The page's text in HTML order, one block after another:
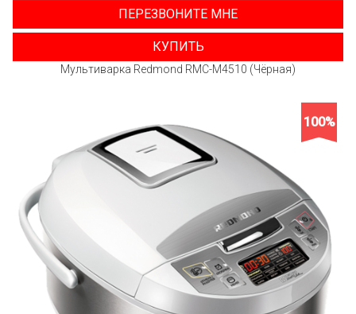
ПЕРЕЗВОНИТЕ МНЕ
КУПИТЬ
Мультиварка Redmond RMC-M4510 (Чёрная)
100%